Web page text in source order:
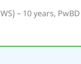
– 10 years, PwBD